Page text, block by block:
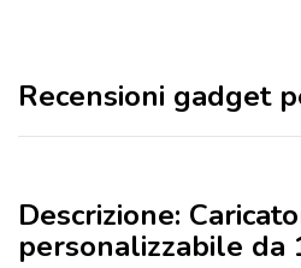
Recensioni gadget
Descrizione:
personalizzabile da